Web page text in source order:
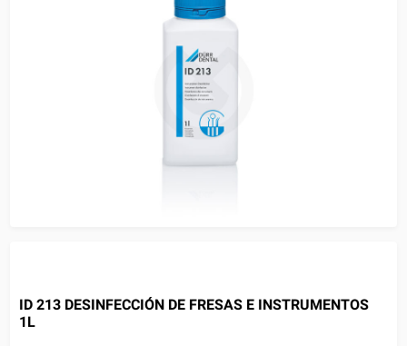
ID 213 DESINFECCIÓN DE FRESAS E INSTRUMENTOS
1L